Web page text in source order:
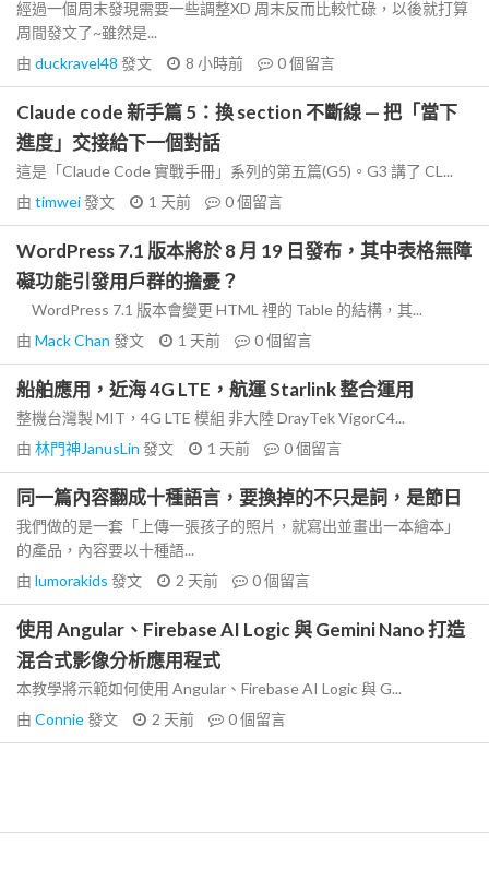
經過一個周末發現需要一些調整XD 周末反而比較忙碌，以後就打算
周間發文了~雖然是...
由 duckravel48 發文 8 小時前 0個留言
Claude code 新手篇 5：換 section 不斷線 — 把「當下
進度」交接給下一個對話
這是「Claude Code 實戰手冊」系列的第五篇(G5)。G3 講了 CL...
由 timwei發文 1 天前 0個留言
WordPress 7.1 版本將於 8 月 19 日發布，其中表格無障
礙功能引發用戶群的擔憂？
WordPress 7.1 版本會變更 HTML 裡的 Table 的結構，其...
由 Mack Chan 發文 1 天前 0個留言
船舶應用，近海 4G LTE，航運 Starlink 整合運用
整機台灣製 MIT，4G LTE 模組 非大陸 DrayTek VigorC4...
由 林門神JanusLin 發文 1 天前 0個留言
同一篇內容翻成十種語言，要換掉的不只是詞，是節日
我們做的是一套「上傳一張孩子的照片，就寫出並畫出一本繪本」
的產品，內容要以十種語...
由 lumorakids 發文 2 天前 0個留言
使用 Angular、Firebase AI Logic 與 Gemini Nano 打造
混合式影像分析應用程式
本教學將示範如何使用 Angular、Firebase AI Logic 與 G...
由 Connie發文 2 天前 0個留言